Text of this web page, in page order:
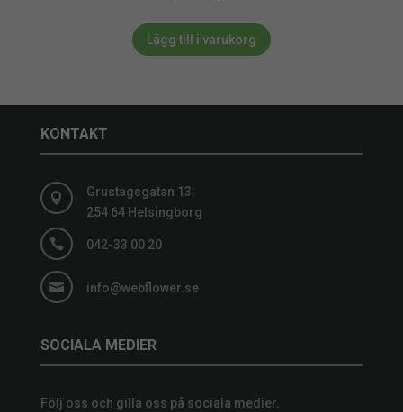
Lägg till i varukorg
KONTAKT

Grustagsgatan 13,
254 64 Helsingborg
 042-33 00 20
 info@webflower.se
SOCIALA MEDIER
Följ oss och gilla oss på sociala medier.